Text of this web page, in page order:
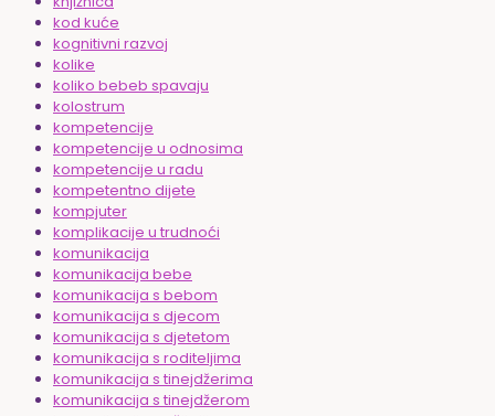
kod kuće
kognitivni razvoj
kolike
koliko bebeb spavaju
kolostrum
kompetencije
kompetencije u odnosima
kompetencije u radu
kompetentno dijete
kompjuter
komplikacije u trudnoći
komunikacija
komunikacija bebe
komunikacija s bebom
komunikacija s djecom
komunikacija s djetetom
komunikacija s roditeljima
komunikacija s tinejdžerima
komunikacija s tinejdžerom